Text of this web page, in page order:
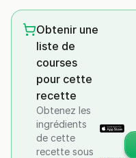
Obtenir une
liste de
courses
pour cette
recette
Obtenez les
ingrédients
de cette
recette sous